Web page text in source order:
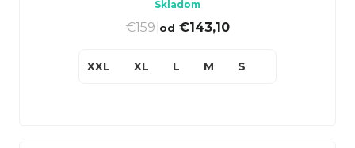
Skladom
€159| od €143,10
XXL XL L M S